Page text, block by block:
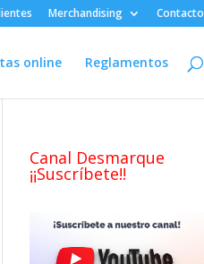
Merchandising Contacto
online Reglamentos
Canal Desmarque
¡¡Suscríbete!!